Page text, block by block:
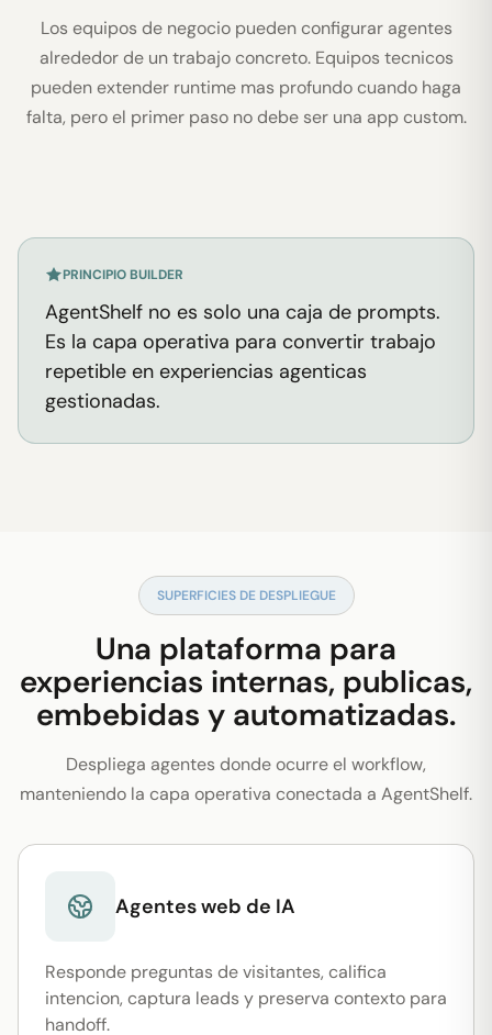
Los equipos de negocio pueden configurar agentes
alrededor de un trabajo concreto. Equipos tecnicos
pueden extender runtime mas profundo cuando haga
falta, pero el primer paso no debe ser una app custom.
PRINCIPIO BUILDER
AgentShelf no es solo una caja de prompts.
Es la capa operativa para convertir trabajo
repetible en experiencias agenticas
gestionadas.
SUPERFICIES DE DESPLIEGUE
Una plataforma para
experiencias internas, publicas,
embebidas y automatizadas.
Despliega agentes donde ocurre el workflow,
manteniendo la capa operativa conectada a AgentShelf.
Agentes web de IA
Responde preguntas de visitantes, califica
intencion, captura leads y preserva contexto para
handoff.